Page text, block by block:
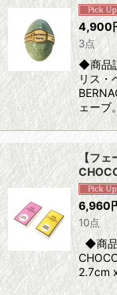
4,900
3点
◆商品
リス・
ェーブ
【フェ
6,960
10点
◆商品
2.7cm